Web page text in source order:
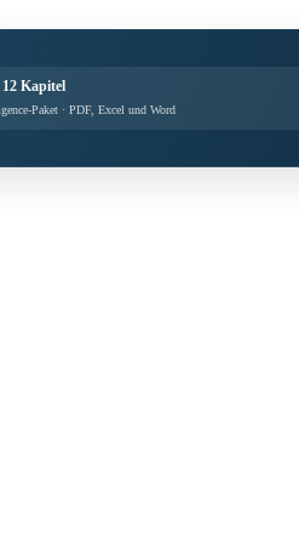
12 Kapitel
Paket · PDF, Excel und Word